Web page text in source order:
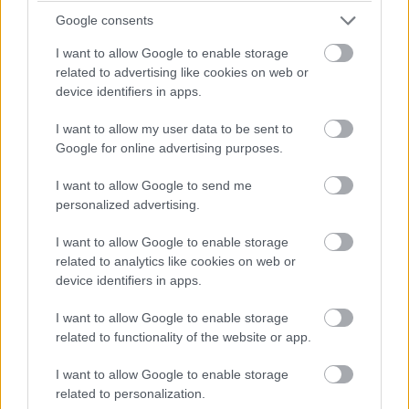
Google consents
I want to allow Google to enable storage
related to advertising like cookies on web or
device identifiers in apps.
I want to allow my user data to be sent to
Google for online advertising purposes.
I want to allow Google to send me
personalized advertising.
I want to allow Google to enable storage
related to analytics like cookies on web or
device identifiers in apps.
I want to allow Google to enable storage
related to functionality of the website or app.
I want to allow Google to enable storage
related to personalization.
hanem néznek TV2-s, köztévés és kábelen futó, magyar
és külföldi sorozatokat egyaránt. És mint azt sejthetjük,
mindenről és mindenkiről van véleményük. A
kanapéhuszárok nem csak kritizálnak, de ha mégis, akkor
hogy az illető nekik miért antipatikus, vagy hogy az adott
műsor miért nézhetetlen és amúgy is, fúj.